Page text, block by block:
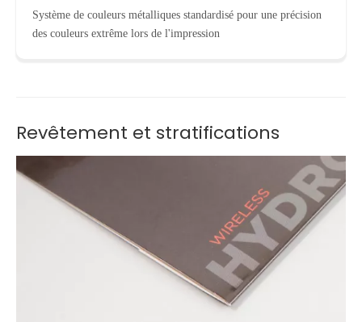
Système de couleurs métalliques standardisé pour une précision
des couleurs extrême lors de l'impression
Revêtement et stratifications